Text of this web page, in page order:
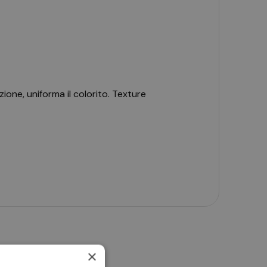
uniforma il colorito. Texture
schiarenti e ai Filtri Solari
×